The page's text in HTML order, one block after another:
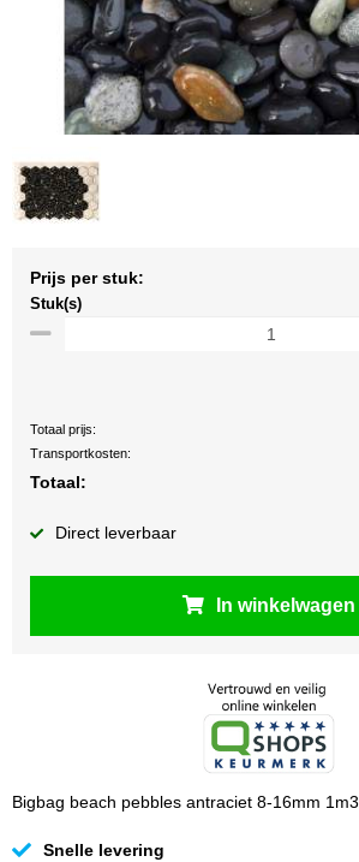
Prijs per stuk:
Stuk(s)
Totaal prijs:
Transportkosten:
Totaal:
Direct leverbaar
In winkelwagen
Bigbag beach pebbles antraciet 8-16mm 1m3
Snelle levering